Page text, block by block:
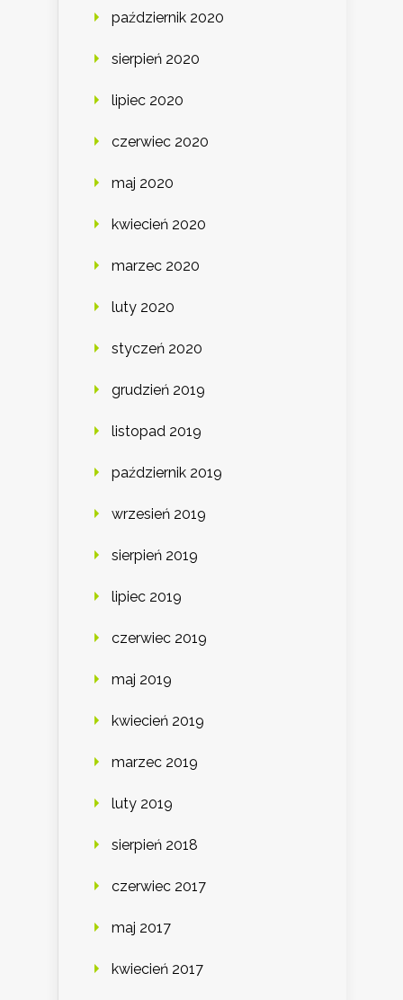
październik 2020
sierpień 2020
lipiec 2020
czerwiec 2020
maj 2020
kwiecień 2020
marzec 2020
luty 2020
styczeń 2020
grudzień 2019
listopad 2019
październik 2019
wrzesień 2019
sierpień 2019
lipiec 2019
czerwiec 2019
maj 2019
kwiecień 2019
marzec 2019
luty 2019
sierpień 2018
czerwiec 2017
maj 2017
kwiecień 2017